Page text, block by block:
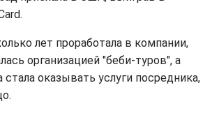
лет проработала в компании,
организацией "беби-туров", а
оказывать услуги посредника,